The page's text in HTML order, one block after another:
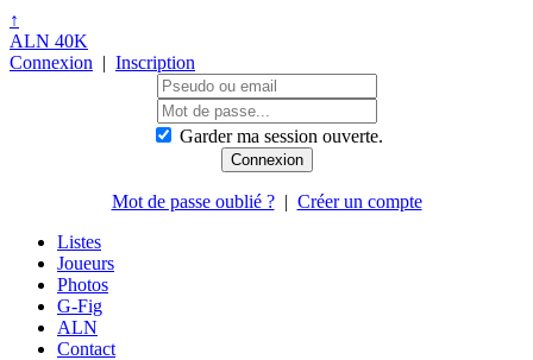
↑
ALN 40K
Connexion | Inscription
Garder ma session ouverte.
Mot de passe oublié ?| Créer un compte
Listes
Joueurs
Photos
G-Fig
ALN
Contact